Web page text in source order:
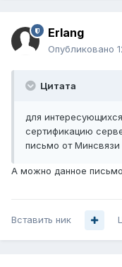
Erlang
Опубликовано
Цитата
для
сертификацию
письмо от
А можно данное
Вставить ник